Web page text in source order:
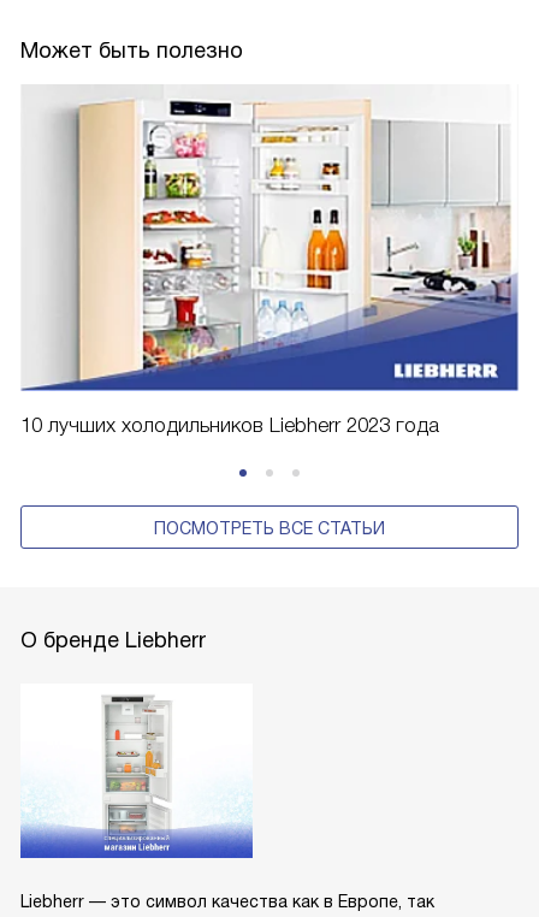
Может быть полезно
10 лучших холодильников Liebherr 2023 года
ПОСМОТРЕТЬ ВСЕ СТАТЬИ
О бренде Liebherr
Liebherr — это символ качества как в Европе, так